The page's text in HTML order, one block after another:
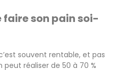
son pain soi-
souvent rentable, et pas
peut réaliser de 50 à 70 %